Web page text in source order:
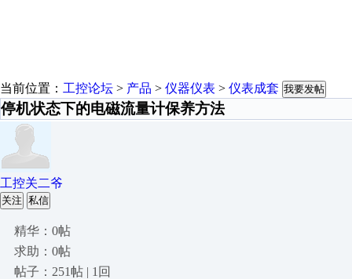
当前位置： 工控论坛 > 产品 > 仪器仪表 > 仪表成套 我要发帖
停机状态下的电磁流量计保养方法
工控关二爷
关注 私信
精华：0帖
求助：0帖
帖子：251帖 | 1回